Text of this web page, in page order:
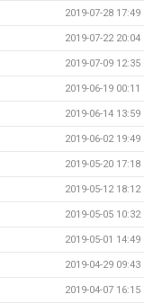
2019-07-28 17:49
2019-07-22 20:04
2019-07-09 12:35
2019-06-19 00:11
2019-06-14 13:59
2019-06-02 19:49
2019-05-20 17:18
2019-05-12 18:12
2019-05-05 10:32
2019-05-01 14:49
2019-04-29 09:43
2019-04-07 16:15